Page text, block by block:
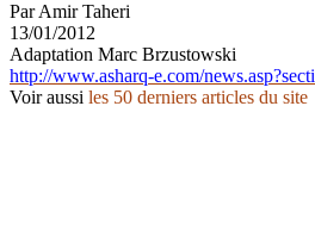
Par Amir Taheri
13/01/2012
Adaptation Marc Brzustowski
http://www.asharq-e.com/
Voir aussi les 50 derniers articles du site